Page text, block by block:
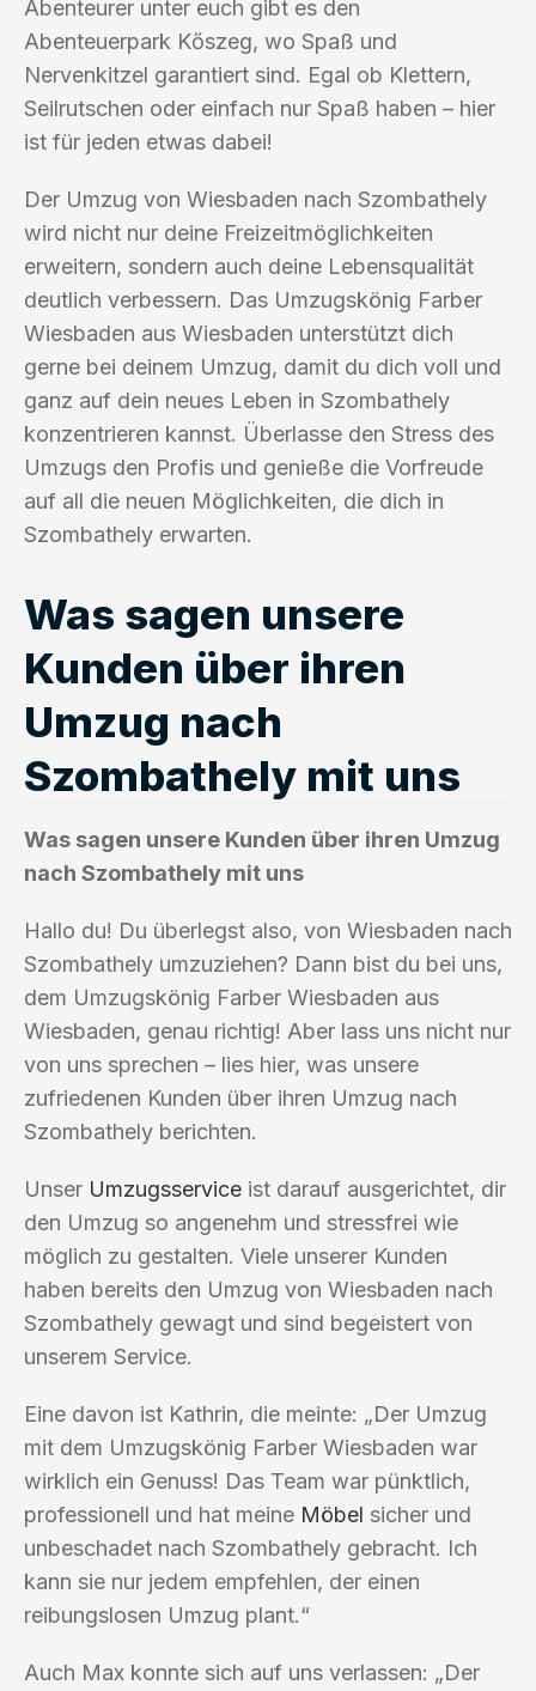
Abenteurer unter euch gibt es den
Abenteuerpark Kőszeg, wo Spaß und
Nervenkitzel garantiert sind. Egal ob Klettern,
Seilrutschen oder einfach nur Spaß haben – hier
ist für jeden etwas dabei!
Der Umzug von Wiesbaden nach Szombathely
wird nicht nur deine Freizeitmöglichkeiten
erweitern, sondern auch deine Lebensqualität
deutlich verbessern. Das Umzugskönig Farber
Wiesbaden aus Wiesbaden unterstützt dich
gerne bei deinem Umzug, damit du dich voll und
ganz auf dein neues Leben in Szombathely
konzentrieren kannst. Überlasse den Stress des
Umzugs den Profis und genieße die Vorfreude
auf all die neuen Möglichkeiten, die dich in
Szombathely erwarten.
Was sagen unsere
Kunden über ihren
Umzug nach
Szombathely mit uns
Was sagen unsere Kunden über ihren Umzug
nach Szombathely mit uns
Hallo du! Du überlegst also, von Wiesbaden nach
Szombathely umzuziehen? Dann bist du bei uns,
dem Umzugskönig Farber Wiesbaden aus
Wiesbaden, genau richtig! Aber lass uns nicht nur
von uns sprechen – lies hier, was unsere
zufriedenen Kunden über ihren Umzug nach
Szombathely berichten.
Unser Umzugsservice ist darauf ausgerichtet, dir
den Umzug so angenehm und stressfrei wie
möglich zu gestalten. Viele unserer Kunden
haben bereits den Umzug von Wiesbaden nach
Szombathely gewagt und sind begeistert von
unserem Service.
Eine davon ist Kathrin, die meinte: „Der Umzug
mit dem Umzugskönig Farber Wiesbaden war
wirklich ein Genuss! Das Team war pünktlich,
professionell und hat meine Möbel sicher und
unbeschadet nach Szombathely gebracht. Ich
kann sie nur jedem empfehlen, der einen
reibungslosen Umzug plant.“
Auch Max konnte sich auf uns verlassen: „Der